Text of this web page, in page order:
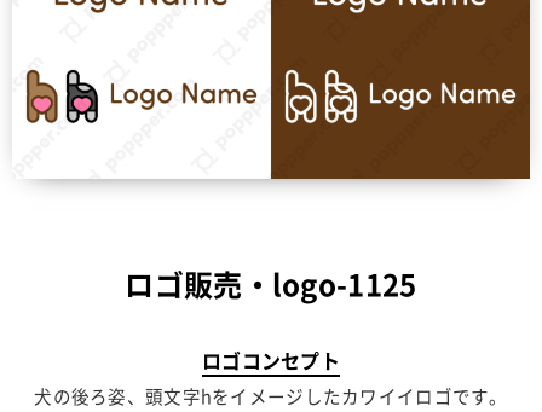
ロゴ販売・logo-1125
ロゴコンセプト
犬の後ろ姿、頭文字hをイメージしたカワイイロゴです。